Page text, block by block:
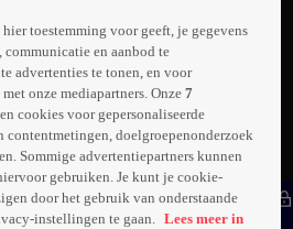
zingen; er zitten een aantal
rondes vallen de
af. De laatst overgebleven
van de show een duet
Meer
info
toestemming voor geeft, je gegevens
en aanbod te
advertenties te tonen, en voor
onze mediapartners. Onze7
cookies voor gepersonaliseerde
contentmetingen, doelgroepenonderzoek
Sommige advertentiepartners kunnen
gebruiken. Je kunt je cookie-
door het gebruik van onderstaande
instellingen te gaan.
Lees meer in